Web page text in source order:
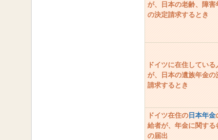
が、日本の老齢、障害
の決定請求するとき
ドイツに在住している
が、日本の遺族年金の
請求するとき
ドイツ在住の日本年金
給者が、年金に関する
の届出